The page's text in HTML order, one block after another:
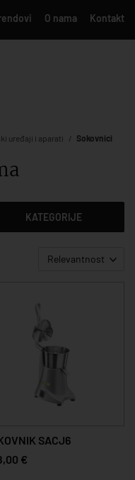
O nama Kontakt
uređaji i aparati Sokovnici
KATEGORIJE
Relevantnost
SACJ6
€